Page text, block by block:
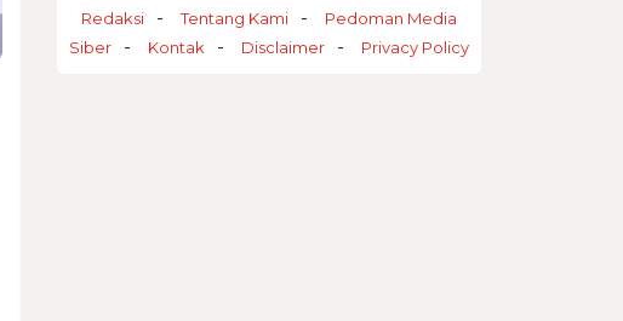
Redaksi Tentang Kami
Pedoman Media
Siber
Kontak Disclaimer Privacy Policy